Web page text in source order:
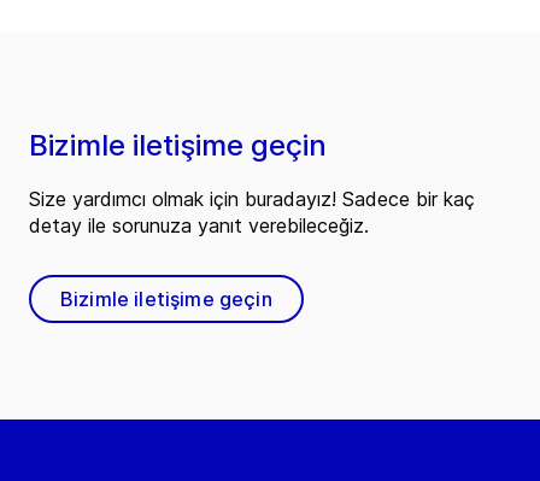
Bizimle iletişime geçin
Size yardımcı olmak için buradayız! Sadece bir kaç
detay ile sorunuza yanıt verebileceğiz.
Bizimle iletişime geçin